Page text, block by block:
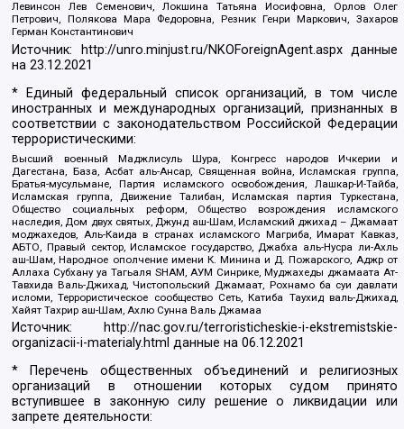
Левинсон Лев Семенович, Локшина Татьяна Иосифовна, Орлов Олег
Петрович, Полякова Мара Федоровна, Резник Генри Маркович, Захаров
Герман Константинович
Источник: http://unro.minjust.ru/NKOForeignAgent.aspxданные
на23.12.2021
* Единый федеральный список организаций, в том числе
иностранных и международных организаций, признанных в
соответствии с законодательством Российской Федерации
террористическими:
Высший военный Маджлисуль Шура, Конгресс народов Ичкерии и
Дагестана, База, Асбат аль-Ансар, Священная война, Исламская группа,
Братья-мусульмане, Партия исламского освобождения, Лашкар-И-Тайба,
Исламская группа, Движение Талибан, Исламская партия Туркестана,
Общество социальных реформ, Общество возрождения исламского
наследия, Дом двух святых, Джунд аш-Шам, Исламский джихад – Джамаат
моджахедов, Аль-Каида в странах исламского Магриба, Имарат Кавказ,
АБТО, Правый сектор, Исламское государство, Джабха аль-Нусра ли-Ахль
аш-Шам, Народное ополчение имени К. Минина и Д. Пожарского, Аджр от
Аллаха Субхану уа Тагьаля SHAM, АУМ Синрике, Муджахеды джамаата Ат-
Тавхида Валь-Джихад, Чистопольский Джамаат, Рохнамо ба суи давлати
исломи, Террористическое сообщество Сеть, Катиба Таухид валь-Джихад,
Хайят Тахрир аш-Шам, Ахлю Сунна Валь Джамаа
Источник:
http://nac.gov.ru/terroristicheskie-i-ekstremistskie-
organizacii-i-materialy.html данные на06.12.2021
* Перечень общественных объединений и религиозных
организаций в отношении которых судом принято
вступившее в законную силу решение о ликвидации или
запрете деятельности: